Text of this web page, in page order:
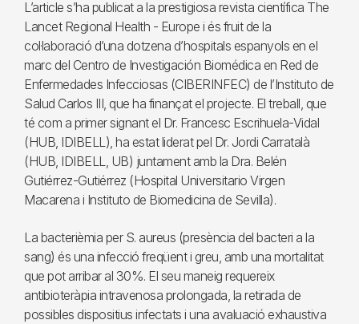
L’article s’ha publicat a la prestigiosa revista científica The
Lancet Regional Health - Europe i és fruit de la
col·laboració d’una dotzena d’hospitals espanyols en el
marc del Centro de Investigación Biomédica en Red de
Enfermedades Infecciosas (CIBERINFEC) de l’Instituto de
Salud Carlos III, que ha finançat el projecte. El treball, que
té com a primer signant el Dr. Francesc Escrihuela-Vidal
(HUB, IDIBELL), ha estat liderat pel Dr. Jordi Carratalà
(HUB, IDIBELL, UB) juntament amb la Dra. Belén
Gutiérrez-Gutiérrez (Hospital Universitario Virgen
Macarena i Instituto de Biomedicina de Sevilla).
La bacterièmia per S. aureus (presència del bacteri a la
sang) és una infecció freqüent i greu, amb una mortalitat
que pot arribar al 30%. El seu maneig requereix
antibioteràpia intravenosa prolongada, la retirada de
possibles dispositius infectats i una avaluació exhaustiva